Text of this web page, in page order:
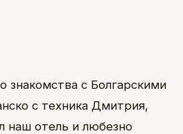
знакомства с Болгарскими
с техника Дмитрия,
наш отель и любезно